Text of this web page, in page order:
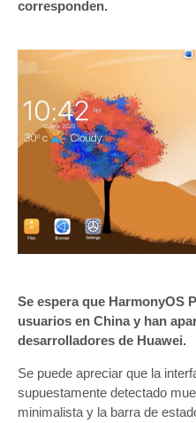
corresponden.
Se espera que HarmonyOS
usuarios en China y han
desarrolladores de Huawei.
Se puede apreciar que la
supuestamente detectado
minimalista y la barra de